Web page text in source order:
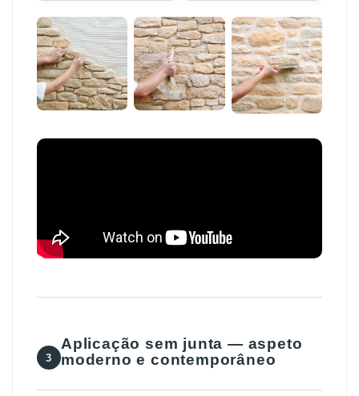
3
Aplicação sem junta — aspeto
moderno e contemporâneo